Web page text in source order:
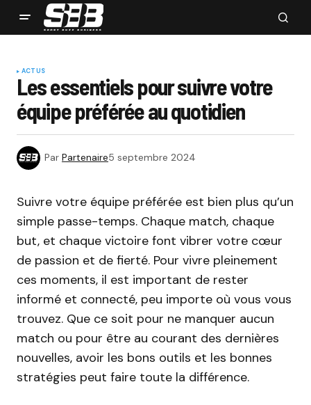
ACTUS
Les essentiels pour suivre votre
équipe préférée au quotidien
Par Partenaire5 septembre 2024
Suivre votre équipe préférée est bien plus qu’un
simple passe-temps. Chaque match, chaque
but, et chaque victoire font vibrer votre cœur
de passion et de fierté. Pour vivre pleinement
ces moments, il est important de rester
informé et connecté, peu importe où vous vous
trouvez. Que ce soit pour ne manquer aucun
match ou pour être au courant des dernières
nouvelles, avoir les bons outils et les bonnes
stratégies peut faire toute la différence.